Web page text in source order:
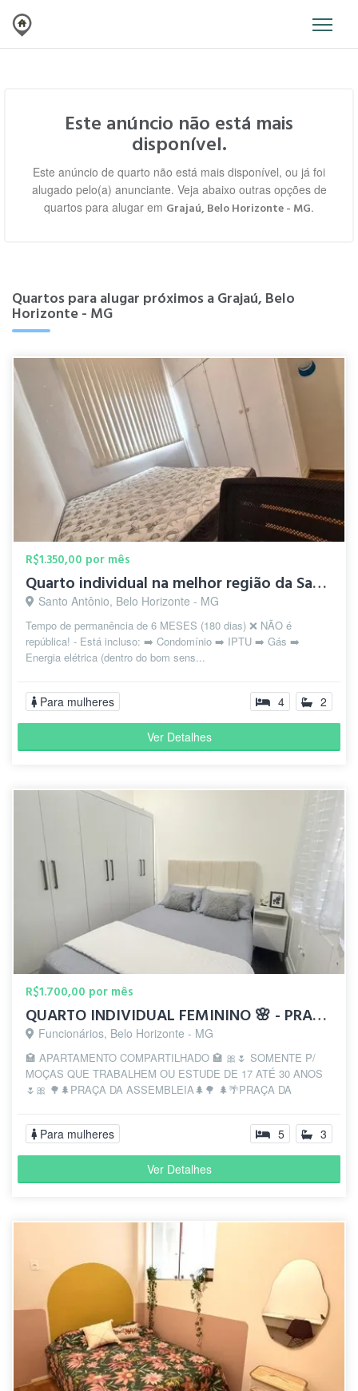
Este anúncio não está mais
disponível.
Este anúncio de quarto não está mais disponível, ou já foi
alugado pelo(a) anunciante. Veja abaixo outras opções de
quartos para alugar em Grajaú, Belo Horizonte - MG.
Quartos para alugar próximos a Grajaú, Belo
Horizonte - MG
R$1.350,00 por mês
Quarto individual na melhor região da Savassi
Santo Antônio, Belo Horizonte - MG
Tempo de permanência de 6 MESES (180 dias) ❌ NÃO é
república! - Está incluso: ➡️ Condomínio ➡️ IPTU ➡️ Gás ➡️
Energia elétrica (dentro do bom sens...
Para mulheres 4 2
Ver Detalhes
R$1.700,00 por mês
QUARTO INDIVIDUAL FEMININO 🌸 - PRAÇA DA LIBERDADE🍃
Funcionários, Belo Horizonte - MG
🏩 APARTAMENTO COMPARTILHADO 🏩 🎀🌷 SOMENTE P/
MOÇAS QUE TRABALHEM OU ESTUDE DE 17 ATÉ 30 ANOS
🌷🎀 🌳🌲PRAÇA DA ASSEMBLEIA🌲🌳 🌲🌴PRAÇA DA
Para mulheres 5 3
Ver Detalhes